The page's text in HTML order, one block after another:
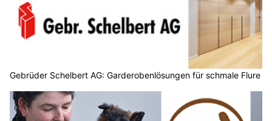
Gebrüder Schelbert AG: Garderobenlösungen für schmale Flure